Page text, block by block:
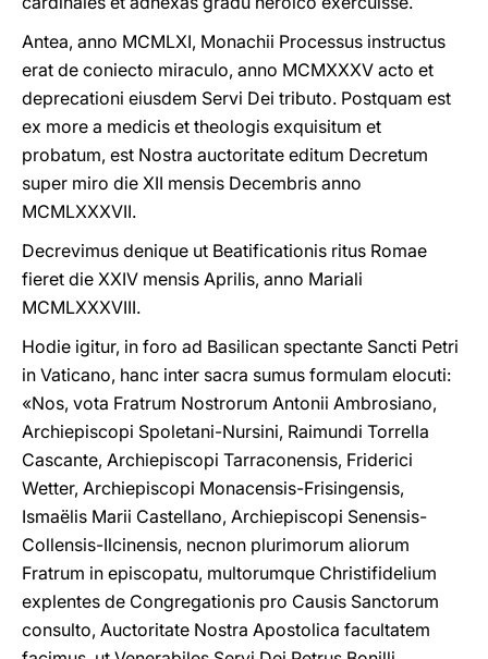
Antea, anno MCMLXI, Monachii Processus instructus
erat de coniecto miraculo, anno MCMXXXV acto et
deprecationi eiusdem Servi Dei tributo. Postquam est
ex more a medicis et theologis exquisitum et
probatum, est Nostra auctoritate editum Decretum
super miro die XII mensis Decembris anno
MCMLXXXVII.
Decrevimus denique ut Beatificationis ritus Romae
fieret die XXIV mensis Aprilis, anno Mariali
MCMLXXXVIII.
Hodie igitur, in foro ad Basilican spectante Sancti Petri
in Vaticano, hanc inter sacra sumus formulam elocuti:
«Nos, vota Fratrum Nostrorum Antonii Ambrosiano,
Archiepiscopi Spoletani-Nursini, Raimundi Torrella
Cascante, Archiepiscopi Tarraconensis, Friderici
Wetter, Archiepiscopi Monacensis-Frisingensis,
Ismaëlis Marii Castellano, Archiepiscopi Senensis-
Collensis-Ilcinensis, necnon plurimorum aliorum
Fratrum in episcopatu, multorumque Christifidelium
explentes de Congregationis pro Causis Sanctorum
consulto, Auctoritate Nostra Apostolica facultatem